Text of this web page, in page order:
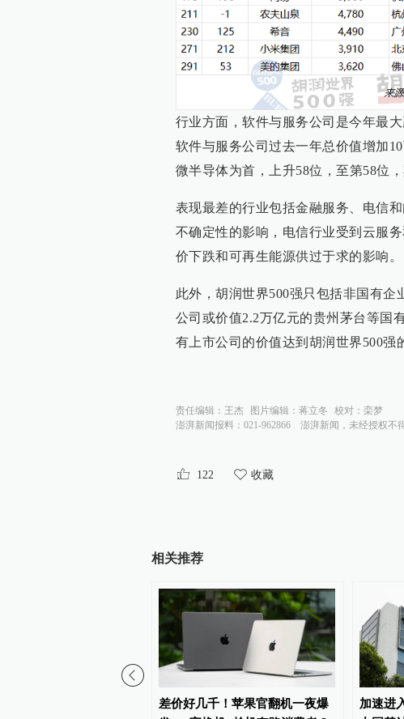
行业方面，软件与服务公司是今年最
软件与服务公司过去一年总价值增加
微半导体为首，上升58位，至第58位
表现最差的行业包括金融服务、电信
不确定性的影响，电信行业受到云服
价下跌和可再生能源供过于求的影响。
此外，胡润世界500强只包括非国有
公司或价值2.2万亿元的贵州茅台等国
有上市公司的价值达到胡润世界500强
责任编辑： 王杰 图片编辑： 蒋立冬 校对： 栾梦
澎湃新闻报料：021-962866
澎湃新闻，未经授权不
122 收藏
相关推荐
差价好几千！苹果官翻机一夜爆
加速进